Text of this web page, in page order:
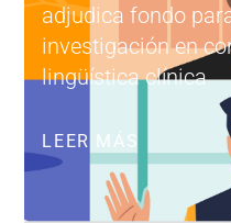
adjudica fondo
investigación en
lingüística clínica
LEER MÁS